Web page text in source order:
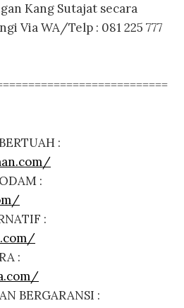
Kang Sutajat secara
Via WA/Telp : 081 225 777
:
:
:
:
BERGARANSI :